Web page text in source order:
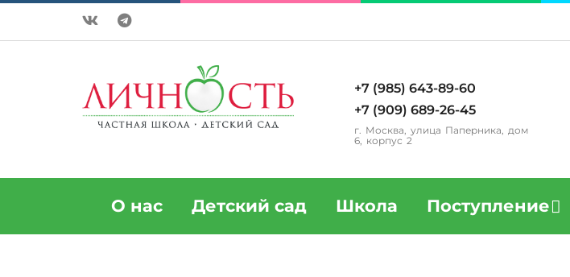
+7 (985) 643-89-60
+7 (909) 689-26-45
г. Москва, улица Паперника, дом
6, корпус 2
О нас Детский сад Школа Поступление